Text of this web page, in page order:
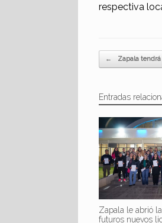
respectiva
Navegador de
← Zapala
Entradas
Zapala le abrió
futuros nuevos